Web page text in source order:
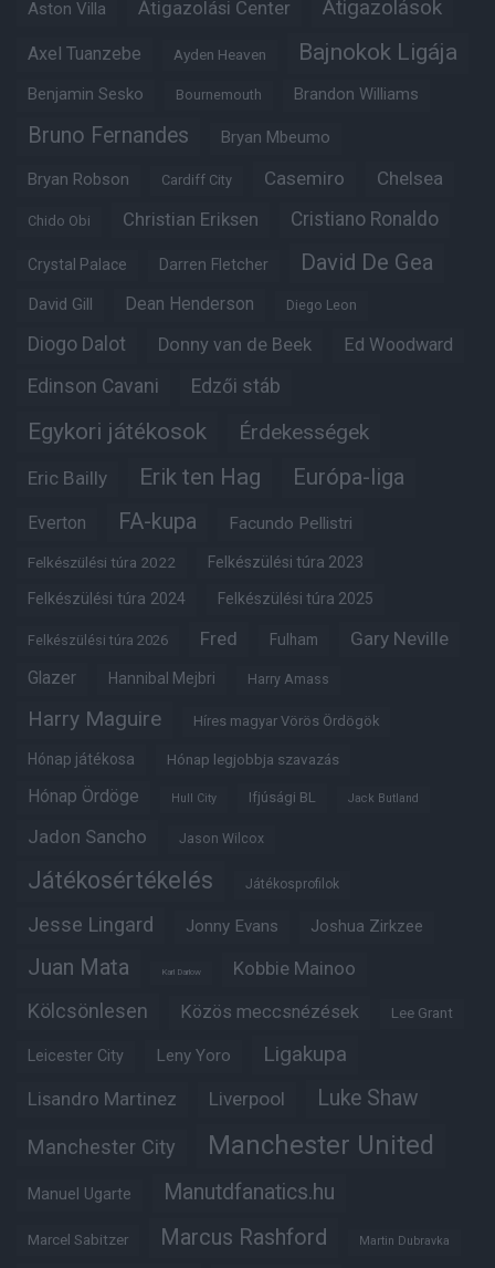
Aston Villa Átigazolási Center Átigazolások
Axel Tuanzebe Ayden Heaven Bajnokok Ligája
Benjamin Sesko Bournemouth Brandon Williams
Bruno Fernandes Bryan Mbeumo
Bryan Robson Cardiff City Casemiro Chelsea
Chido Obi Christian Eriksen Cristiano Ronaldo
Crystal Palace Darren Fletcher David De Gea
David Gill Dean Henderson Diego Leon
Diogo Dalot Donny van de Beek Ed Woodward
Edinson Cavani Edzői stáb
Egykori játékosok Érdekességek
Eric Bailly Erik ten Hag Európa-liga
Everton FA-kupa Facundo Pellistri
Felkészülési túra 2022 Felkészülési túra 2023
Felkészülési túra 2024 Felkészülési túra 2025
Felkészülési túra 2026 Fred Fulham Gary Neville
Glazer Hannibal Mejbri Harry Amass
Harry Maguire Híres magyar Vörös Ördögök
Hónap játékosa Hónap legjobbja szavazás
Hónap Ördöge Hull City Ifjúsági BL Jack Butland
Jadon Sancho Jason Wilcox
Játékosértékelés Játékosprofilok
Jesse Lingard Jonny Evans Joshua Zirkzee
Juan Mata Karl Darlow Kobbie Mainoo
Kölcsönlesen Közös meccsnézések Lee Grant
Leicester City Leny Yoro Ligakupa
Lisandro Martinez Liverpool Luke Shaw
Manchester City Manchester United
Manuel Ugarte Manutdfanatics.hu
Marcel Sabitzer Marcus Rashford Martin Dubravka